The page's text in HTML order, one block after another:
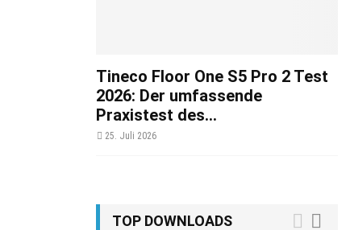
Tineco Floor One S5 Pro 2 Test
2026: Der umfassende
Praxistest des...
25. Juli 2026
TOP DOWNLOADS